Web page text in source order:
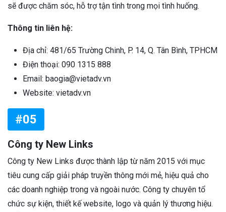
sẽ được chăm sóc, hỗ trợ tận tình trong mọi tình huống.
Thông tin liên hệ:
Địa chỉ: 481/65 Trường Chinh, P. 14, Q. Tân Bình, TPHCM
Điện thoại: 090 1315 888
Email: baogia@vietadv.vn
Website: vietadv.vn
#05
Công ty New Links
Công ty New Links được thành lập từ năm 2015 với mục
tiêu cung cấp giải pháp truyền thông mới mẻ, hiệu quả cho
các doanh nghiệp trong và ngoài nước. Công ty chuyên tổ
chức sự kiện, thiết kế website, logo và quản lý thương hiệu.